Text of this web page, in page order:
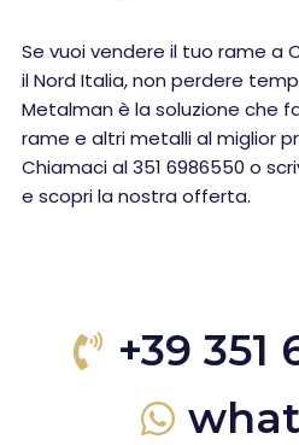
Se vuoi vendere il tuo rame a
il Nord Italia, non perdere
Metalman è la soluzione che
rame e altri metalli al miglior
Chiamaci al 351 6986550 o
e scopri la nostra offerta.
+39 351